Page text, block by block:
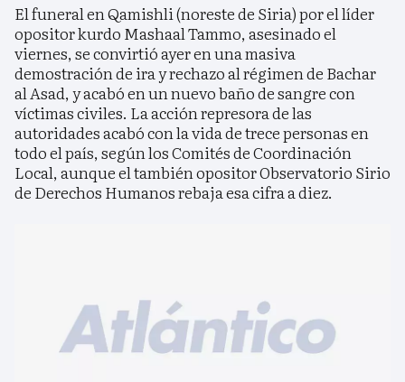
El funeral en Qamishli (noreste de Siria) por el líder
opositor kurdo Mashaal Tammo, asesinado el
viernes, se convirtió ayer en una masiva
demostración de ira y rechazo al régimen de Bachar
al Asad, y acabó en un nuevo baño de sangre con
víctimas civiles. La acción represora de las
autoridades acabó con la vida de trece personas en
todo el país, según los Comités de Coordinación
Local, aunque el también opositor Observatorio Sirio
de Derechos Humanos rebaja esa cifra a diez.